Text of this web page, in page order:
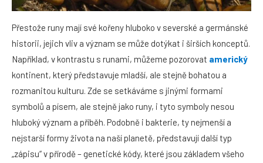
Přestože runy mají své kořeny hluboko v severské a germánské
historii, jejich vliv a význam se může dotýkat i širších konceptů.
Například, v kontrastu s runami, můžeme pozorovat americký
kontinent, který představuje mladší, ale stejně bohatou a
rozmanitou kulturu. Zde se setkáváme s jinými formami
symbolů a písem, ale stejně jako runy, i tyto symboly nesou
hluboký význam a příběh. Podobně i bakterie, ty nejmenší a
nejstarší formy života na naší planetě, představují další typ
„zápisu“ v přírodě – genetické kódy, které jsou základem všeho